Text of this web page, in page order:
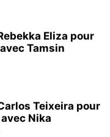
Eliza pour
Tamsin
Teixeira pour
Nika